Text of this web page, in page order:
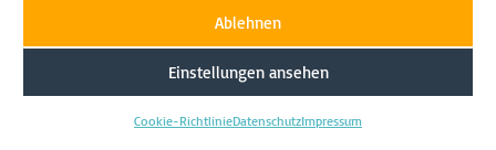
Ablehnen
Einstellungen ansehen
Cookie-RichtlinieDatenschutzImpressum
Datenschutz
Copyright 2026 - Matthias Eggers MdL